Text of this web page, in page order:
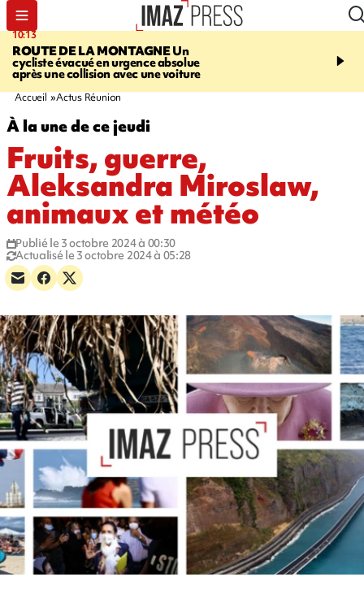
10:13
ROUTE DE LA MONTAGNEUn
cycliste évacué en urgence absolue
après une collision avec une voiture
12:23
peuvent éclater et
Accueil Actus Réunion
À la une de ce jeudi
Fruits, guerre,
Aleksandra Miroslaw,
animaux et météo
Publié le 3 octobre 2024 à 00:30
Actualisé le 3 octobre 2024 à 05:28